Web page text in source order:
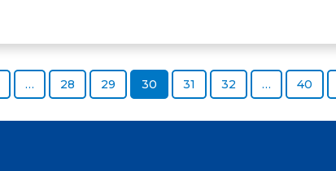
page
… Page
28 Page
29 Page
30 Page
31 Page
32 … Page
40